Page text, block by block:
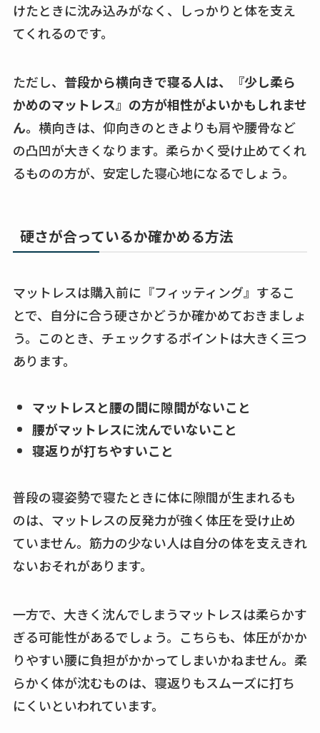
けたときに沈み込みがなく、しっかりと体を支え
てくれるのです。
ただし、 普段から横向きで寝る人は、『少し柔ら
かめのマットレス』の方が相性がよいかもしれませ
ん。 横向きは、仰向きのときよりも肩や腰骨など
の凸凹が大きくなります。柔らかく受け止めてくれ
るものの方が、安定した寝心地になるでしょう。
硬さが合っているか確かめる方法
マットレスは購入前に『フィッティング』するこ
とで、自分に合う硬さかどうか確かめておきましょ
う。このとき、チェックするポイントは大きく三つ
あります。
マットレスと腰の間に隙間がないこと
腰がマットレスに沈んでいないこと
寝返りが打ちやすいこと
普段の寝姿勢で寝たときに体に隙間が生まれるも
のは、マットレスの反発力が強く体圧を受け止め
ていません。筋力の少ない人は自分の体を支えきれ
ないおそれがあります。
一方で、大きく沈んでしまうマットレスは柔らかす
ぎる可能性があるでしょう。こちらも、体圧がかか
りやすい腰に負担がかかってしまいかねません。柔
らかく体が沈むものは、寝返りもスムーズに打ち
にくいといわれています。